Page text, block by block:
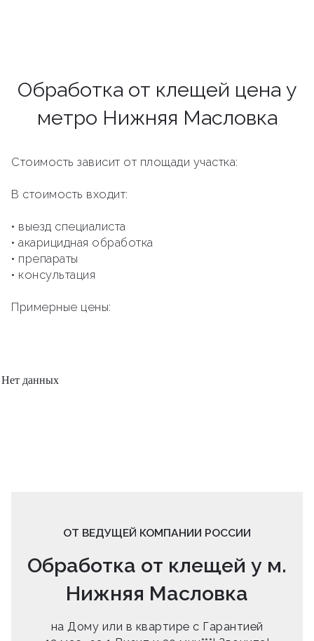
Обработка от клещей цена у
метро Нижняя Масловка
Стоимость зависит от площади участка:
В стоимость входит:
• выезд специалиста
• акарицидная обработка
• препараты
• консультация
Примерные цены:
Нет данных
ОТ ВЕДУЩЕЙ КОМПАНИИ РОССИИ
Обработка от клещей у м.
Нижняя Масловка
на Дому или в квартире с Гарантией